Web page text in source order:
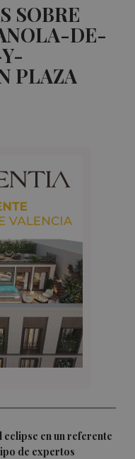
SOBRE
DE-
PLAZA
en un referente
de expertos